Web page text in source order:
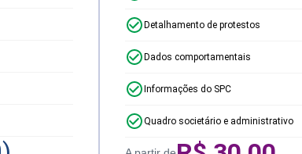
Detalhamento de protestos
Dados comportamentais
Informações do SPC
Quadro societário e administrativo